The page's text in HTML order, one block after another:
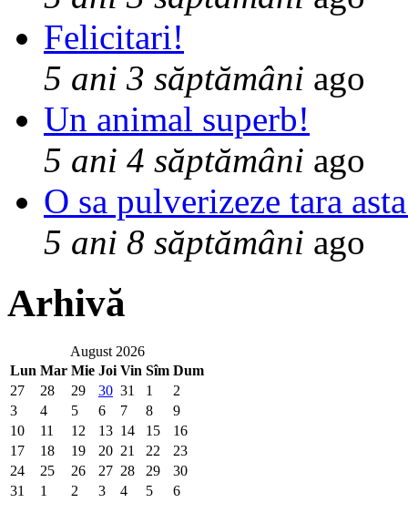
Felicitari!
5 ani 3 săptămâni ago
Un animal superb!
5 ani 4 săptămâni ago
O sa pulverizeze tara
5 ani 8 săptămâni ago
Arhivă
August 2026
Lun Mar Mie Joi Vin Sîm Dum
27
28 29 30 31 1
2
3
4 5 6 7 8
9
10
11 12 13 14 15
16
17
18 19 20 21 22
23
24
25 26 27 28 29
30
31
1 2 3 4 5 6